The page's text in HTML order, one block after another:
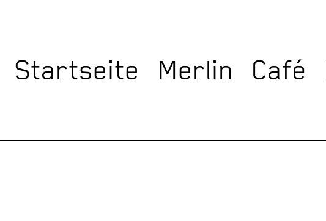
Startseite Merlin Café